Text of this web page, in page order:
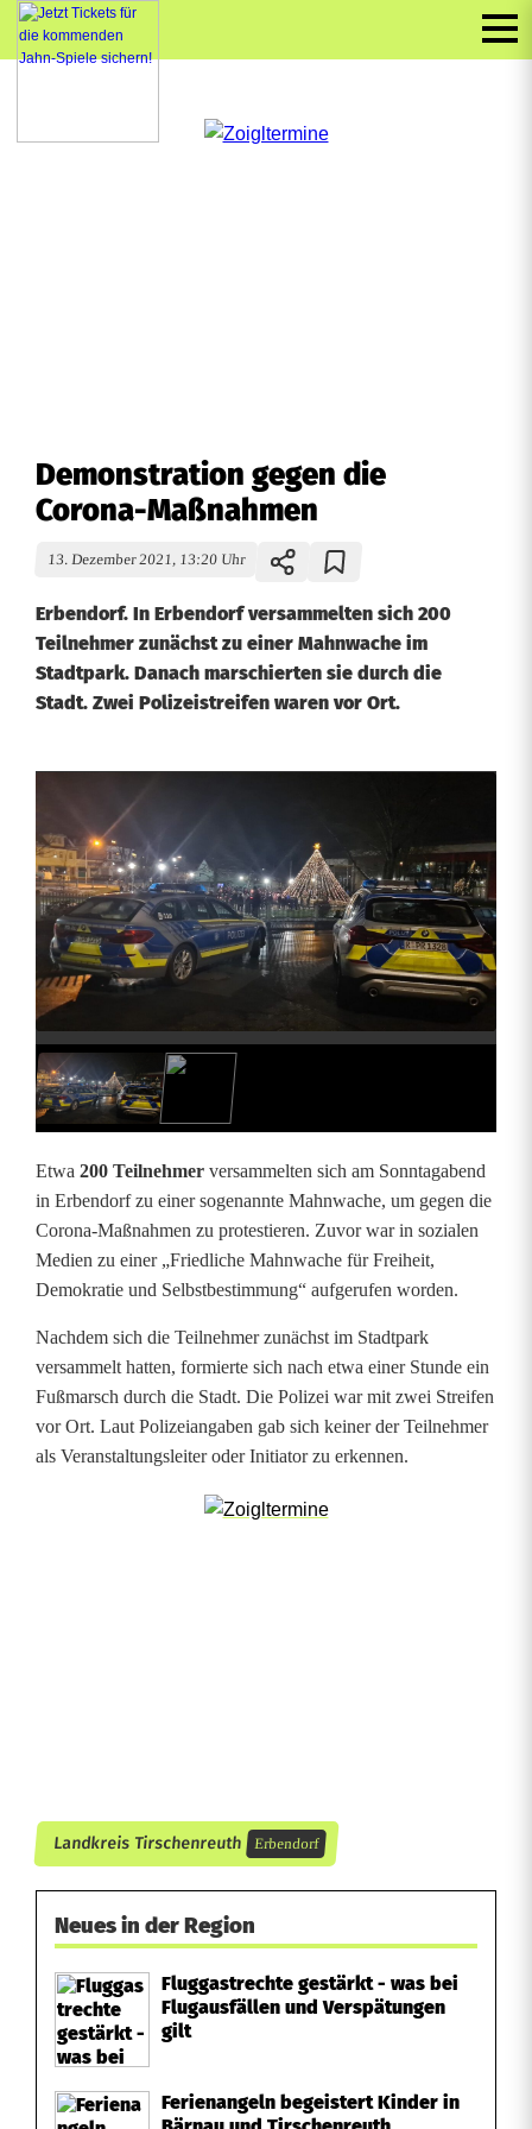
Demonstration gegen die
Corona-Maßnahmen
13. Dezember 2021, 13:20 Uhr
Erbendorf. In Erbendorf versammelten sich 200
Teilnehmer zunächst zu einer Mahnwache im
Stadtpark. Danach marschierten sie durch die
Stadt. Zwei Polizeistreifen waren vor Ort.
e
m
o
n
s
t
r
t
i
o
n
g
e
g
r
o
M
Etwa 200 Teilnehmer versammelten sich am Sonntagabend
in Erbendorf zu einer sogenannte Mahnwache, um gegen die
Corona-Maßnahmen zu protestieren. Zuvor war in sozialen
Medien zu einer „Friedliche Mahnwache für Freiheit,
Demokratie und Selbstbestimmung“ aufgerufen worden.
Nachdem sich die Teilnehmer zunächst im Stadtpark
versammelt hatten, formierte sich nach etwa einer Stunde ein
Fußmarsch durch die Stadt. Die Polizei war mit zwei Streifen
vor Ort. Laut Polizeiangaben gab sich keiner der Teilnehmer
als Veranstaltungsleiter oder Initiator zu erkennen.
Landkreis Tirschenreuth Erbendorf
Neues in der Region
Fluggastrechte gestärkt - was bei
Flugausfällen und Verspätungen
gilt
Ferienangeln begeistert Kinder in